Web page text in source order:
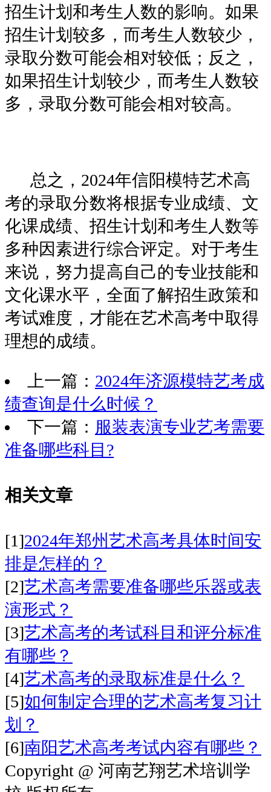
招生计划和考生人数的影响。如果
招生计划较多，而考生人数较少，
录取分数可能会相对较低；反之，
如果招生计划较少，而考生人数较
多，录取分数可能会相对较高。
总之，2024年信阳模特艺术高
考的录取分数将根据专业成绩、文
化课成绩、招生计划和考生人数等
多种因素进行综合评定。对于考生
来说，努力提高自己的专业技能和
文化课水平，全面了解招生政策和
考试难度，才能在艺术高考中取得
理想的成绩。
上一篇： 2024年济源模特艺考成
绩查询是什么时候？
下一篇： 服装表演专业艺考需要
准备哪些科目?
相关文章
[1]2024年郑州艺术高考具体时间安
排是怎样的？
[2]艺术高考需要准备哪些乐器或表
演形式？
[3]艺术高考的考试科目和评分标准
有哪些？
[4]艺术高考的录取标准是什么？
[5]如何制定合理的艺术高考复习计
划？
[6]南阳艺术高考考试内容有哪些？
Copyright @ 河南艺翔艺术培训学